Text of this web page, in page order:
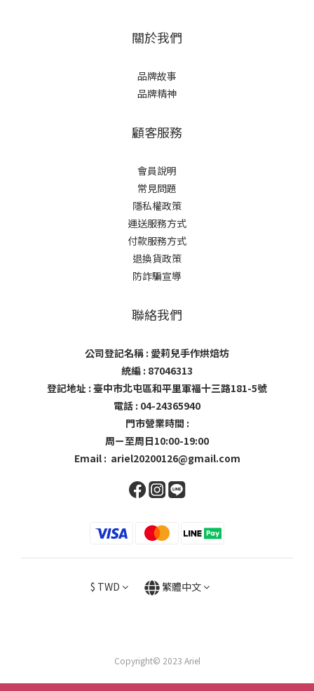
關於我們
品牌故事
品牌精神
顧客服務
會員說明
常見問題
隱私權政策
運送服務方式
付款服務方式
退換貨政策
防詐騙宣導
聯絡我們
公司登記名稱 : 愛莉兒手作烘焙坊
統編 : 87046313
登記地址 : 臺中市北屯區和平里軍福十三路181-5號
電話 : 04-24365940
門市營業時間 :
周ㄧ至周日10:00-19:00
Email : ariel20200126@gmail.com
$ TWD 繁體中文
Copyright© 2023 Ariel